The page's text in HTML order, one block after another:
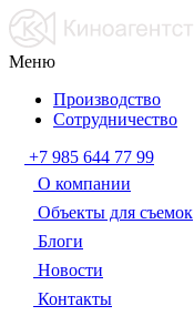
Меню
Производство
Сотрудничество
+7 985 644 77 99
О компании
Объекты для съемок
Блоги
Новости
Контакты